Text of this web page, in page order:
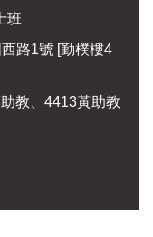
班
路1號 [勤樸樓4
教、4413黃助教